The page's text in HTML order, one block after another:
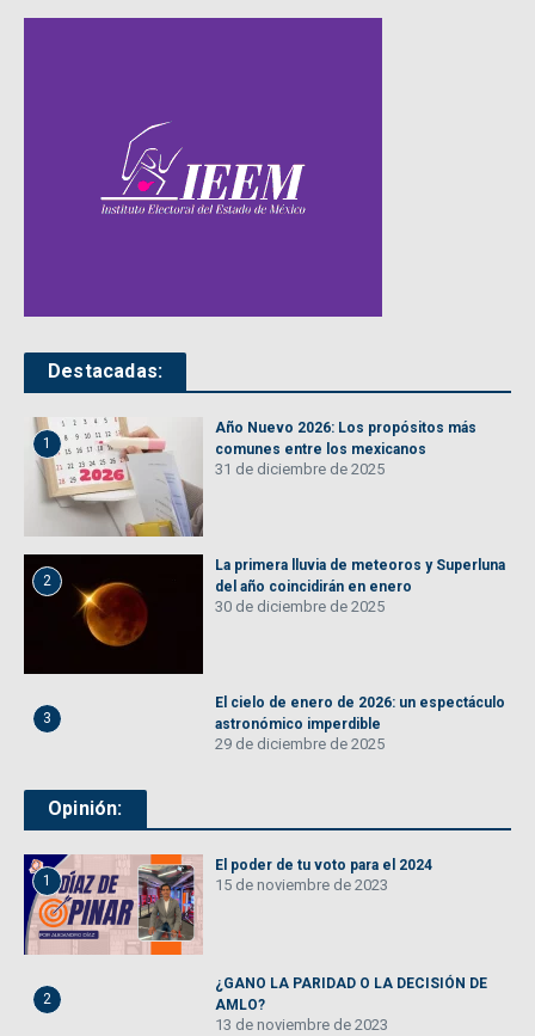
Destacadas:
1
Año Nuevo 2026: Los propósitos más
comunes entre los mexicanos
31 de diciembre de 2025
2
La primera lluvia de meteoros y Superluna
del año coincidirán en enero
30 de diciembre de 2025
3
El cielo de enero de 2026: un espectáculo
astronómico imperdible
29 de diciembre de 2025
Opinión:
1
El poder de tu voto para el 2024
15 de noviembre de 2023
2
¿GANO LA PARIDAD O LA DECISIÓN DE
AMLO?
13 de noviembre de 2023